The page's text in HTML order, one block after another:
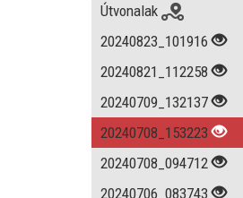
Útvonalak
20240823_101916
20240821_112258
20240709_132137
20240708_153223
20240708_094712
20240706_083743